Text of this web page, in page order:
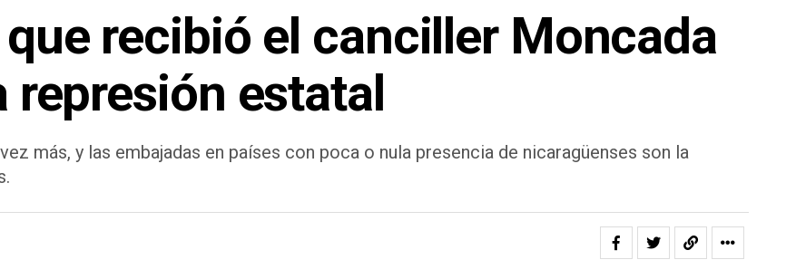
recibió el canciller Moncada
represión estatal
más, y las embajadas en países con poca o nula presencia de nicaragüenses son la